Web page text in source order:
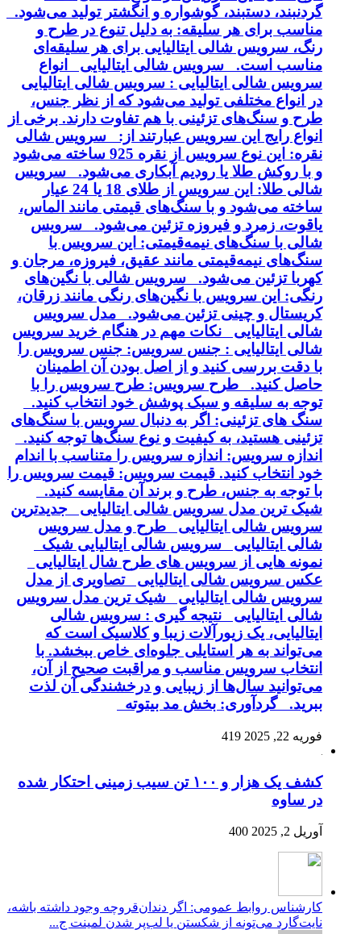
گردنبند، دستبند، گوشواره و انگشتر تولید می‌شود.
مناسب برای هر سلیقه: به دلیل تنوع در طرح و
رنگ، سرویس شالی ایتالیایی برای هر سلیقه‌ای
مناسب است. سرویس شالی ایتالیایی انواع
سرویس شالی ایتالیایی : سرویس شالی ایتالیایی
در انواع مختلفی تولید می‌شود که از نظر جنس،
طرح و سنگ‌های تزئینی با هم تفاوت دارند. برخی از
انواع رایج این سرویس عبارتند از: سرویس شالی
نقره: این نوع سرویس از نقره 925 ساخته می‌شود
و با روکش طلا یا رودیم آبکاری می‌شود. سرویس
شالی طلا: این سرویس از طلای 18 یا 24 عیار
ساخته می‌شود و با سنگ‌های قیمتی مانند الماس،
یاقوت، زمرد و فیروزه تزئین می‌شود. سرویس
شالی با سنگ‌های نیمه‌قیمتی: این سرویس با
سنگ‌های نیمه‌قیمتی مانند عقیق، فیروزه، مرجان و
کهربا تزئین می‌شود. سرویس شالی با نگین‌های
رنگی: این سرویس با نگین‌های رنگی مانند زرقان،
کریستال و چینی تزئین می‌شود. مدل سرویس
شالی ایتالیایی نکات مهم در هنگام خرید سرویس
شالی ایتالیایی : جنس سرویس: جنس سرویس را
با دقت بررسی کنید و از اصل بودن آن اطمینان
حاصل کنید. طرح سرویس: طرح سرویس را با
توجه به سلیقه و سبک پوشش خود انتخاب کنید.
سنگ های تزئینی: اگر به دنبال سرویس با سنگ‌های
تزئینی هستید، به کیفیت و نوع سنگ‌ها توجه کنید.
اندازه سرویس: اندازه سرویس را متناسب با اندام
خود انتخاب کنید. قیمت سرویس: قیمت سرویس را
با توجه به جنس، طرح و برند آن مقایسه کنید.
شیک ترین مدل سرویس شالی ایتالیایی جدیدترین
سرویس شالی ایتالیایی طرح و مدل سرویس
شالی ایتالیایی سرویس شالی ایتالیایی شیک
نمونه هایی از سرویس های طرح شال ایتالیایی
عکس سرویس شالی ایتالیایی تصاویری از مدل
سرویس شالی ایتالیایی شیک ترین مدل سرویس
شالی ایتالیایی نتیجه گیری : سرویس شالی
ایتالیایی، یک زیورآلات زیبا و کلاسیک است که
می‌تواند به هر استایلی جلوه‌ای خاص ببخشد. با
انتخاب سرویس مناسب و مراقبت صحیح از آن،
می‌توانید سال‌ها از زیبایی و درخشندگی آن لذت
ببرید. گردآوری: بخش مد بیتوته
فوریه 22, 2025 419
کشف یک هزار و ۱۰۰ تن سیب زمینی احتکار شده
در ساوه
آوریل 2, 2025 400
کارشناس روابط عمومی: اگر دندان‌قروچه وجود داشته باشه،
نایت‌گارد می‌تونه از شکستن یا لب‌پر شدن لمینت ج...